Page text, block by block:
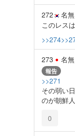
272 名
このレス
>>274
273 名
報告
>>271
その弱い
のが朝鮮
0